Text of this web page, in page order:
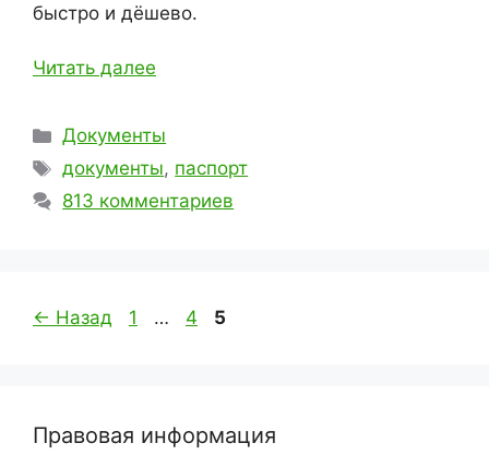
быстро и дёшево.
Читать далее
Рубрики
Документы
Метки
документы, паспорт
813 комментариев
← Назад Страница
1 … Страница
4 Страница
5
Правовая информация